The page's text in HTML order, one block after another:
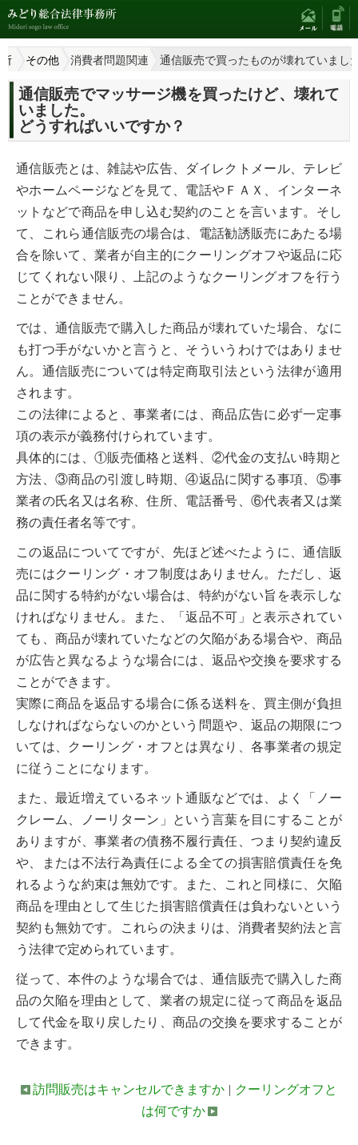
その他 消費者問題関連 通信販売で買ったものが壊れていまし
通信販売でマッサージ機を買ったけど、壊れて
いました。
どうすればいいですか？
通信販売とは、雑誌や広告、ダイレクトメール、テレビ
やホームページなどを見て、電話やＦＡＸ、インターネ
ットなどで商品を申し込む契約のことを言います。そし
て、これら通信販売の場合は、電話勧誘販売にあたる場
合を除いて、業者が自主的にクーリングオフや返品に応
じてくれない限り、上記のようなクーリングオフを行う
ことができません。
では、通信販売で購入した商品が壊れていた場合、なに
も打つ手がないかと言うと、そういうわけではありませ
ん。通信販売については特定商取引法という法律が適用
されます。
この法律によると、事業者には、商品広告に必ず一定事
項の表示が義務付けられています。
具体的には、①販売価格と送料、②代金の支払い時期と
方法、③商品の引渡し時期、④返品に関する事項、⑤事
業者の氏名又は名称、住所、電話番号、⑥代表者又は業
務の責任者名等です。
この返品についてですが、先ほど述べたように、通信販
売にはクーリング・オフ制度はありません。ただし、返
品に関する特約がない場合は、特約がない旨を表示しな
ければなりません。また、「返品不可」と表示されてい
ても、商品が壊れていたなどの欠陥がある場合や、商品
が広告と異なるような場合には、返品や交換を要求する
ことができます。
実際に商品を返品する場合に係る送料を、買主側が負担
しなければならないのかという問題や、返品の期限につ
いては、クーリング・オフとは異なり、各事業者の規定
に従うことになります。
また、最近増えているネット通販などでは、よく「ノー
クレーム、ノーリターン」という言葉を目にすることが
ありますが、事業者の債務不履行責任、つまり契約違反
や、または不法行為責任による全ての損害賠償責任を免
れるような約束は無効です。また、これと同様に、欠陥
商品を理由として生じた損害賠償責任は負わないという
契約も無効です。これらの決まりは、消費者契約法と言
う法律で定められています。
従って、本件のような場合では、通信販売で購入した商
品の欠陥を理由として、業者の規定に従って商品を返品
して代金を取り戻したり、商品の交換を要求することが
できます。
訪問販売はキャンセルできますか | クーリングオフと
は何ですか